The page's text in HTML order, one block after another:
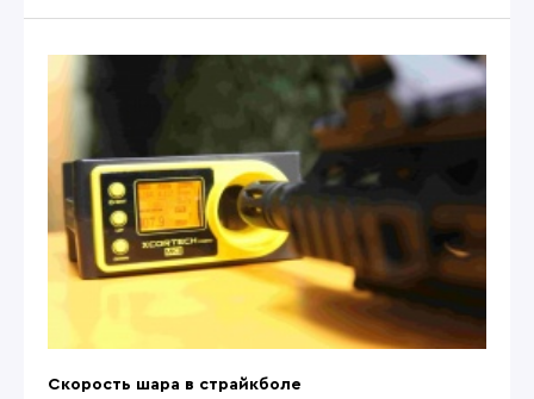
Скорость шара в страйкболе